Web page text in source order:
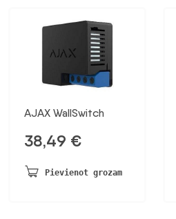
AJAX WallSwitch
38,49 €
Pievienot grozam